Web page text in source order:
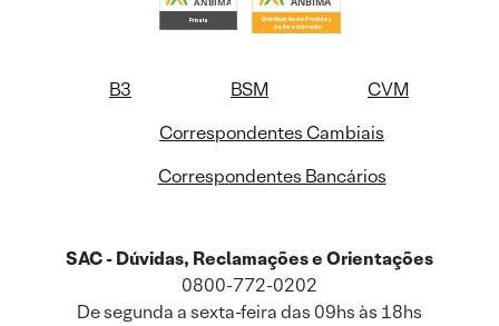
B3 BSM
CVM
Correspondentes Cambiais
Correspondentes Bancários
SAC - Dúvidas, Reclamações e Orientações
0800-772-0202
De segunda a sexta-feira das 09hs às 18hs